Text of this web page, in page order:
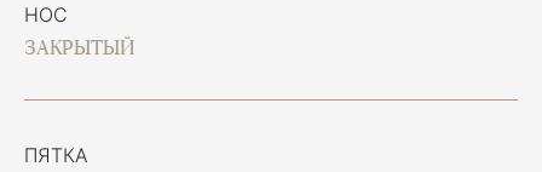
НОС
ЗАКРЫТЫЙ
ПЯТКА